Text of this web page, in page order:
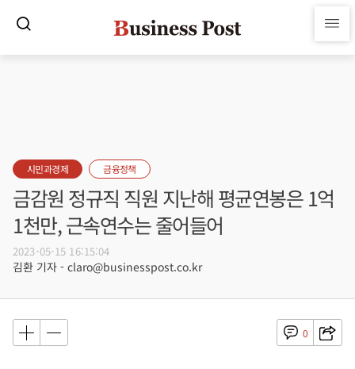
시민과경제 금융정책
금감원 정규직 직원 지난해 평균연봉은 1억
1천만, 근속연수는 줄어들어
2023-05-15 16:15:04
김환 기자 - claro@businesspost.co.kr
0